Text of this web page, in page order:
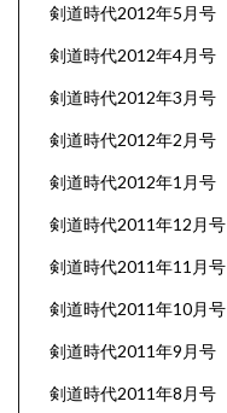
剣道時代2012年5月号
剣道時代2012年4月号
剣道時代2012年3月号
剣道時代2012年2月号
剣道時代2012年1月号
剣道時代2011年12月号
剣道時代2011年11月号
剣道時代2011年10月号
剣道時代2011年9月号
剣道時代2011年8月号